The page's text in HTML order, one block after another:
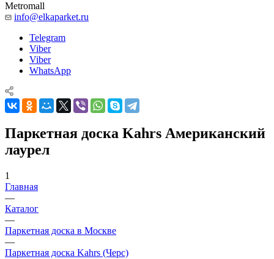
Metromall
info@elkaparket.ru
Telegram
Viber
Viber
WhatsApp
Паркетная доска Kahrs Американский
лаурел
1
Главная
—
Каталог
—
Паркетная доска в Москве
—
Паркетная доска Kahrs (Черс)